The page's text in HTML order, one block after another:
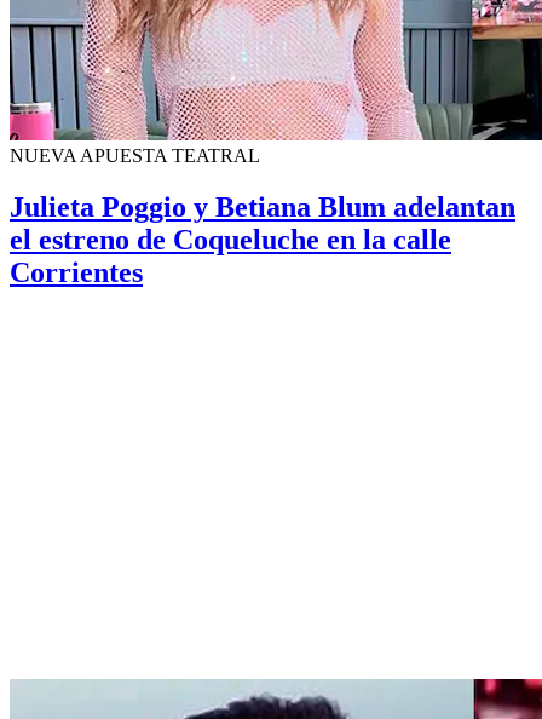
NUEVA APUESTA TEATRAL
Julieta Poggio y Betiana Blum adelantan
el estreno de Coqueluche en la calle
Corrientes